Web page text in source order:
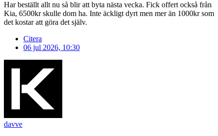
Har beställt allt nu så blir att byta nästa vecka. Fick offert också från
Kia, 6500kr skulle dom ha. Inte äckligt dyrt men mer än 1000kr som
det kostar att göra det själv.
Citera
06 jul 2026, 10:30
davve